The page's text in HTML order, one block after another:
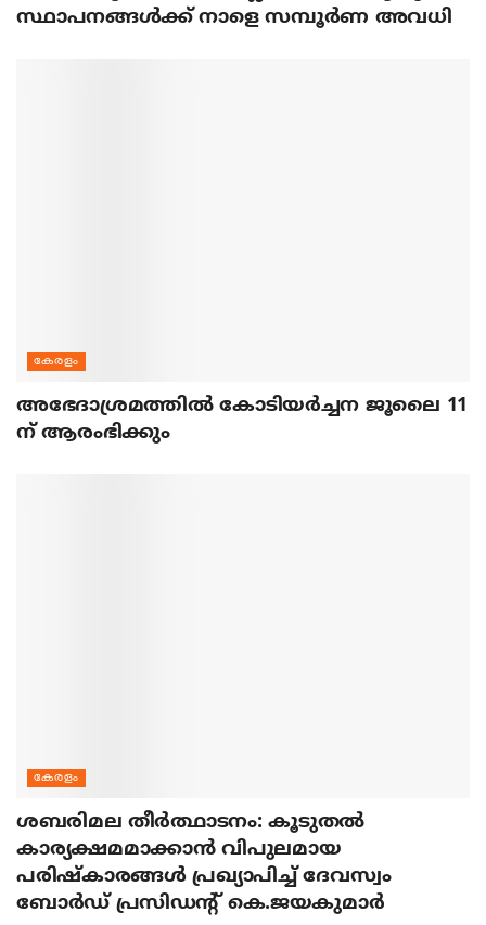
സ്ഥാപനങ്ങൾക്ക് നാളെ സമ്പൂർണ അവധി
കേരളം
അഭേദാശ്രമത്തില്‍ കോടിയര്‍ച്ചന ജൂലൈ 11
ന് ആരംഭിക്കും
കേരളം
ശബരിമല തീര്‍ത്ഥാടനം: കൂടുതല്‍
കാര്യക്ഷമമാക്കാന്‍ വിപുലമായ
പരിഷ്‌കാരങ്ങള്‍ പ്രഖ്യാപിച്ച് ദേവസ്വം
ബോര്‍ഡ് പ്രസിഡന്റ് കെ.ജയകുമാര്‍